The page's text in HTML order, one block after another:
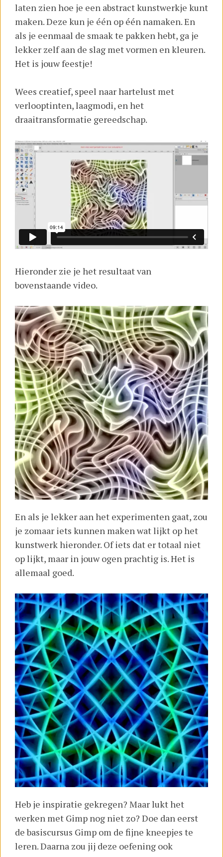
laten zien hoe je een abstract kunstwerkje kunt
maken. Deze kun je één op één namaken. En
als je eenmaal de smaak te pakken hebt, ga je
lekker zelf aan de slag met vormen en kleuren.
Het is jouw feestje!
Wees creatief, speel naar hartelust met
verlooptinten, laagmodi, en het
draaitransformatie gereedschap.
Hieronder zie je het resultaat van
bovenstaande video.
En als je lekker aan het experimenten gaat, zou
je zomaar iets kunnen maken wat lijkt op het
kunstwerk hieronder. Of iets dat er totaal niet
op lijkt, maar in jouw ogen prachtig is. Het is
allemaal goed.
Heb je inspiratie gekregen? Maar lukt het
werken met Gimp nog niet zo? Doe dan eerst
de basiscursus Gimp om de fijne kneepjes te
leren. Daarna zou jij deze oefening ook